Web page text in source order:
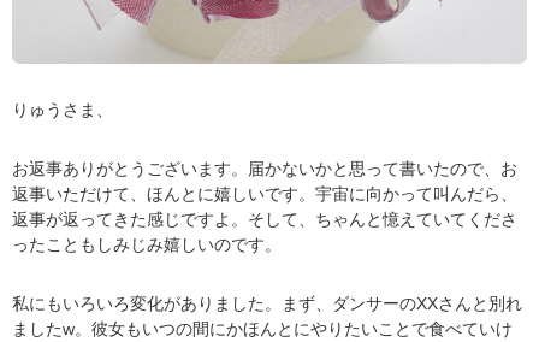
りゅうさま、
お返事ありがとうございます。届かないかと思って書いたので、お
返事いただけて、ほんとに嬉しいです。宇宙に向かって叫んだら、
返事が返ってきた感じですよ。そして、ちゃんと憶えていてくださ
ったこともしみじみ嬉しいのです。
私にもいろいろ変化がありました。まず、ダンサーのXXさんと別れ
ましたw。彼女もいつの間にかほんとにやりたいことで食べていけ